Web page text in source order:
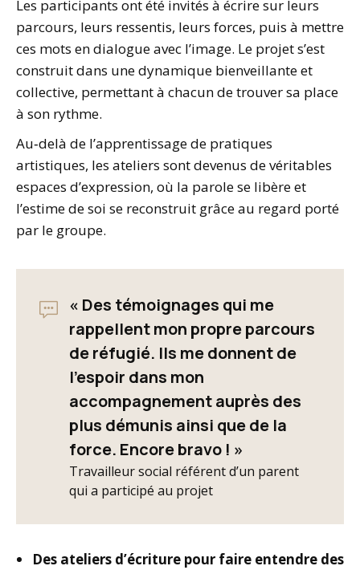
Les participants ont été invités à écrire sur leurs
parcours, leurs ressentis, leurs forces, puis à mettre
ces mots en dialogue avec l’image. Le projet s’est
construit dans une dynamique bienveillante et
collective, permettant à chacun de trouver sa place
à son rythme.
Au‑delà de l’apprentissage de pratiques
artistiques, les ateliers sont devenus de véritables
espaces d’expression, où la parole se libère et
l’estime de soi se reconstruit grâce au regard porté
par le groupe.
« Des témoignages qui me
rappellent mon propre parcours
de réfugié. Ils me donnent de
l’espoir dans mon
accompagnement auprès des
plus démunis ainsi que de la
force. Encore bravo ! »
Travailleur social référent d’un parent
qui a participé au projet
Des ateliers d’écriture pour faire entendre des